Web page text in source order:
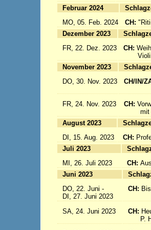
Februar 2024
MO, 05. Feb. 2024
CH:
Dezember 2023
FR, 22. Dez. 2023
CH:
November 2023
DO, 30. Nov. 2023
CH/IN/
FR, 24. Nov. 2023
CH:
mit
August 2023
DI, 15. Aug. 2023
CH:
Juli 2023
MI, 26. Juli 2023
CH:
Juni 2023
DO, 22. Juni -
DI, 27. Juni 2023
CH:
SA, 24. Juni 2023 CH:
P.